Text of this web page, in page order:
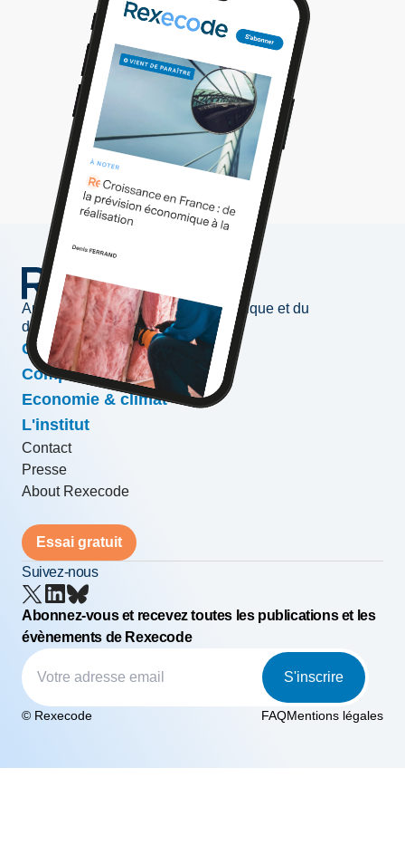
Au service de l'information économique et du
développement des entreprises
Conjoncture & prévisions
Compétitivité & croissance
Economie & climat
L'institut
Contact
Presse
About Rexecode
Essai gratuit
Suivez-nous
Abonnez-vous et recevez toutes les publications et les
évènements de Rexecode
S'inscrire
© Rexecode FAQMentions légales